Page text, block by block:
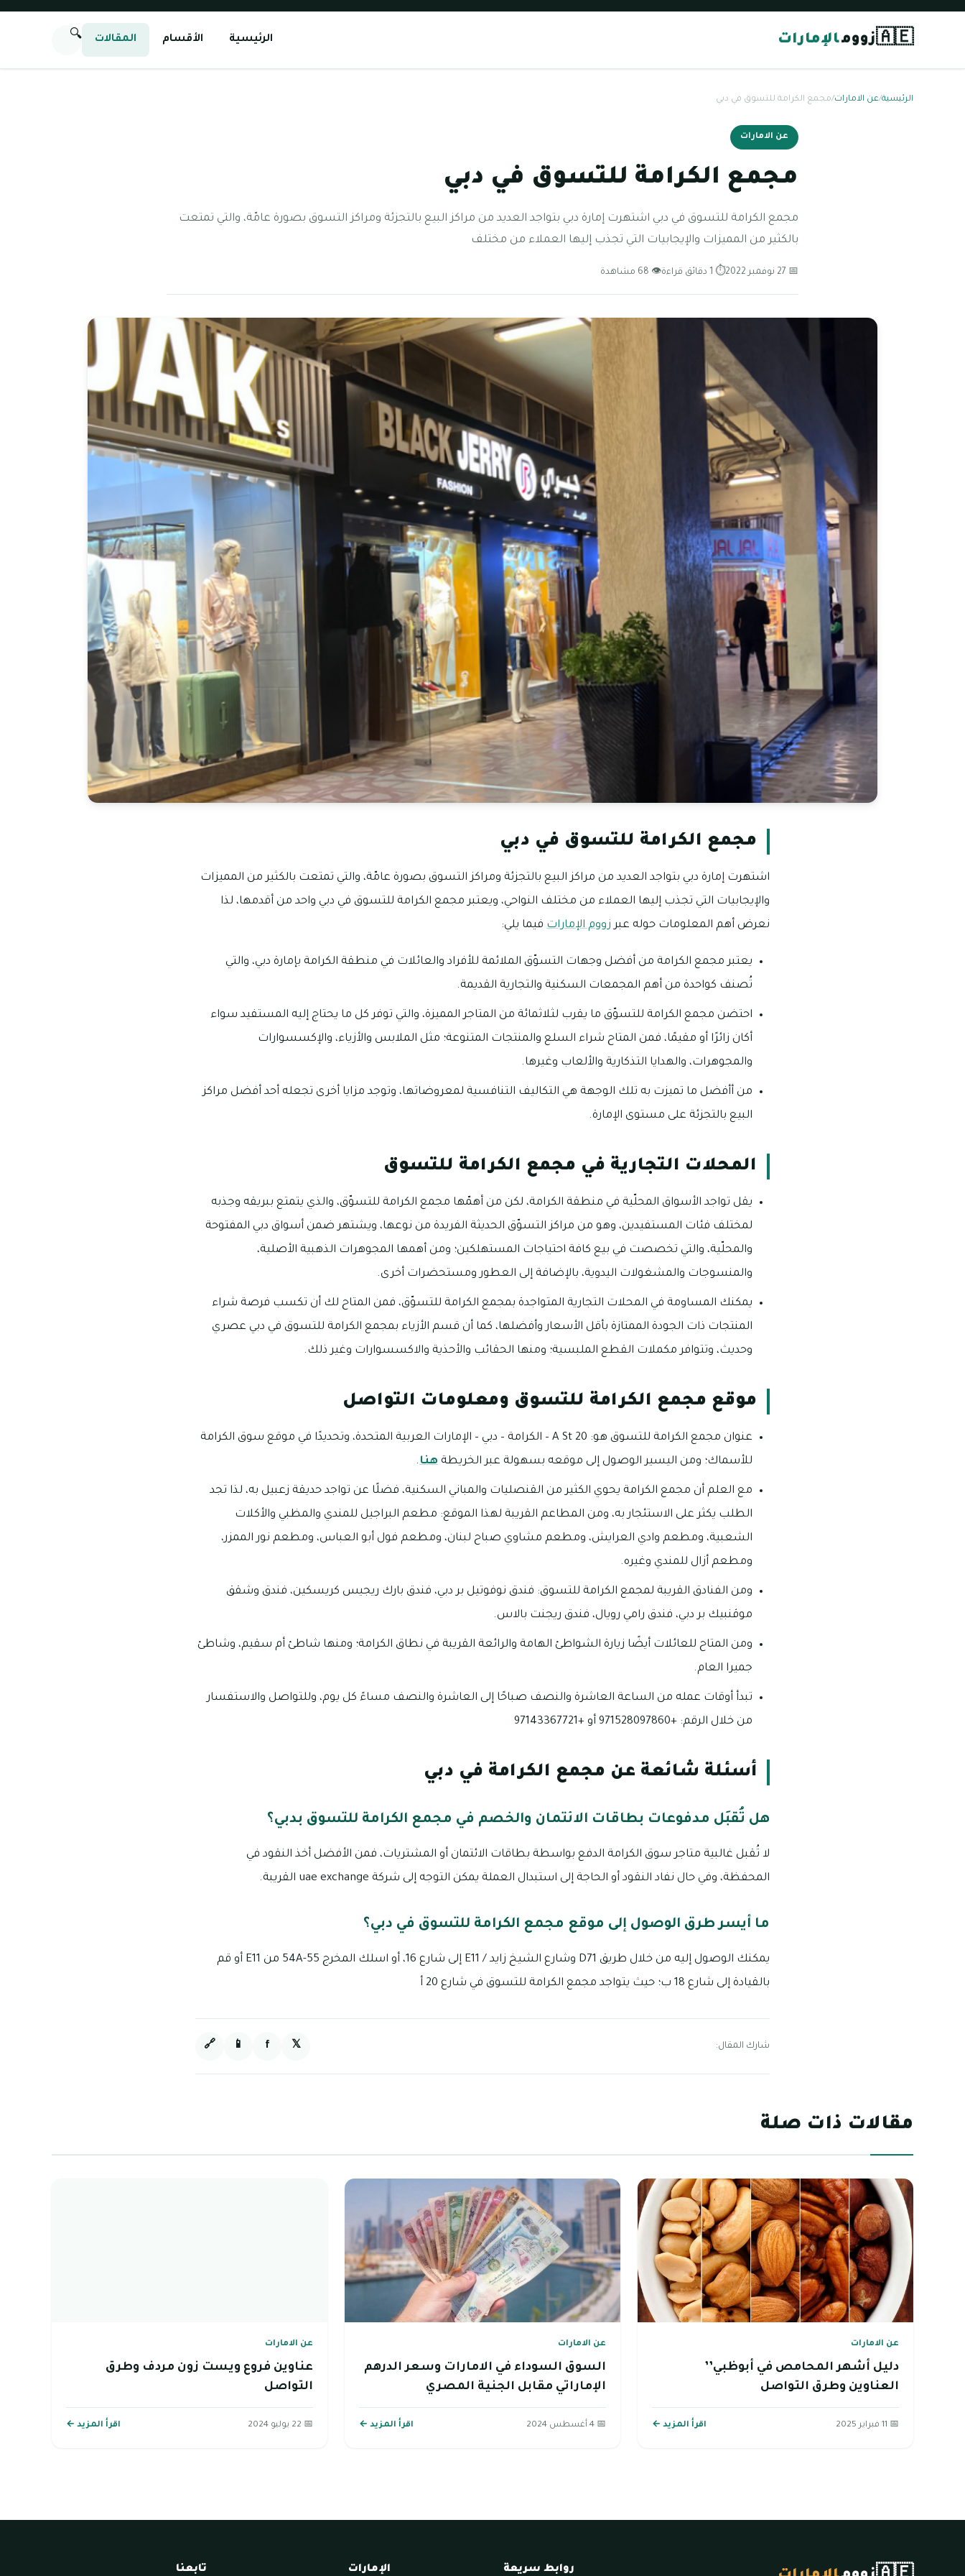
🇦🇪زوومالإمارات الرئيسية الأقسام المقالات 🔍
الرئيسية/عن الامارات/مجمع الكرامة للتسوق في دبي
عن الامارات
مجمع الكرامة للتسوق في دبي
مجمع الكرامة للتسوق في دبي اشتهرت إمارة دبي بتواجد العديد من مراكز البيع بالتجزئة ومراكز التسوق بصورة عامّة، والتي تمتعت
بالكثير من المميزات والإيجابيات التي تجذب إليها العملاء من مختلف
📅 27 نوفمبر 2022 ⏱ 1 دقائق قراءة 👁 68 مشاهدة
مجمع الكرامة للتسوق في دبي
اشتهرت إمارة دبي بتواجد العديد من مراكز البيع بالتجزئة ومراكز التسوق بصورة عامّة، والتي تمتعت بالكثير من المميزات
والإيجابيات التي تجذب إليها العملاء من مختلف النواحي، ويعتبر مجمع الكرامة للتسوق في دبي واحد من أقدمها، لذا
نعرض أهم المعلومات حوله عبر زووم الإمارات فيما يلي:
يعتبر مجمع الكرامة من أفضل وجهات التسوّق الملائمة للأفراد والعائلات في منطقة الكرامة بإمارة دبي، والتي
تُصنف كواحدة من أهم المجمعات السكنية والتجارية القديمة.
احتضن مجمع الكرامة للتسوّق ما يقرب لثلاثمائة من المتاجر المميزة، والتي توفر كل ما يحتاج إليه المستفيد سواء
أكان زائرًا أو مقيمًا، فمن المتاح شراء السلع والمنتجات المتنوعة؛ مثل الملابس والأزياء، والإكسسوارات
والمجوهرات، والهدايا التذكارية والألعاب وغيرها.
من أأفضل ما تميزت به تلك الوجهة هي التكاليف التنافسية لمعروضاتها، وتوجد مزايا أخرى تجعله أحد أفضل مراكز
البيع بالتجزئة على مستوى الإمارة.
المحلات التجارية في مجمع الكرامة للتسوق
يقل تواجد الأسواق المحلّية في منطقة الكرامة، لكن من أهمّها مجمع الكرامة للتسوّق، والذي يتمتع ببريقه وجذبه
لمختلف فئات المستفيدين، وهو من مراكز التسوّق الحديثة الفريدة من نوعها، ويشتهر ضمن أسواق دبي المفتوحة
والمحلّية، والتي تخصصت في بيع كافة احتياجات المستهلكين؛ ومن أهمها المجوهرات الذهبية الأصلية،
والمنسوجات والمشغولات اليدوية، بالإضافة إلى العطور ومستحضرات أخرى.
يمكنك المساومة في المحلات التجارية المتواجدة بمجمع الكرامة للتسوّق، فمن المتاح لك أن تكسب فرصة شراء
المنتجات ذات الجودة الممتازة بأقل الأسعار وأفضلها، كما أن قسم الأزياء بمجمع الكرامة للتسوق في دبي عصري
وحديث، وتتوافر مكملات القطع الملبسية؛ ومنها الحقائب والأحذية والاكسسوارات وغير ذلك.
موقع مجمع الكرامة للتسوق ومعلومات التواصل
عنوان مجمع الكرامة للتسوق هو: 20 A St – الكرامة – دبي – الإمارات العربية المتحدة، وتحديدًا في موقع سوق الكرامة
للأسماك؛ ومن اليسير الوصول إلى موقعه بسهولة عبر الخريطة هنا.
مع العلم أن مجمع الكرامة يحوي الكثير من القنصليات والمباني السكنية، فضلًا عن تواجد حديقة زعبيل به، لذا تجد
الطلب يكثر على الاستئجار به، ومن المطاعم القريبة لهذا الموقع: مطعم البراجيل للمندي والمظبي والأكلات
الشعبية، ومطعم وادي العرايش، ومطعم مشاوي صباح لبنان، ومطعم فول أبو العباس، ومطعم نور الممزر،
ومطعم أزال للمندي وغيره.
ومن الفنادق القريبة لمجمع الكرامة للتسوق: فندق نوفوتيل بر دبي، فندق بارك ريجيس كريسكين، فندق وشقق
موڤنبيك بر دبي، فندق رامي رويال، فندق ريجنت بالاس.
ومن المتاح للعائلات أيضًا زيارة الشواطئ الهامة والرائعة القريبة في نطاق الكرامة؛ ومنها شاطئ أم سقيم، وشاطئ
جميرا العام.
تبدأ أوقات عمله من الساعة العاشرة والنصف صباحًا إلى العاشرة والنصف مساءً كل يوم، وللتواصل والاستفسار
من خلال الرقم: +971528097860 أو +97143367721
أسئلة شائعة عن مجمع الكرامة في دبي
هل تُقبَل مدفوعات بطاقات الائتمان والخصم في مجمع الكرامة للتسوق بدبي؟
لا تُقبل غالبية متاجر سوق الكرامة الدفع بواسطة بطاقات الائتمان أو المشتريات، فمن الأفضل أخذ النقود في
المحفظة، وفي حال نفاد النقود أو الحاجة إلى استبدال العملة يمكن التوجه إلى شركة uae exchange القريبة.
ما أيسر طرق الوصول إلى موقع مجمع الكرامة للتسوق في دبي؟
يمكنك الوصول إليه من خلال طريق D71 وشارع الشيخ زايد / E11 إلى شارع 16، أو اسلك المخرج 54A-55 من E11 أو قم
بالقيادة إلى شارع 18 ب؛ حيث يتواجد مجمع الكرامة للتسوق في شارع 20 أ
شارك المقال: 𝕏
f
📱
🔗
مقالات ذات صلة
عن الامارات
دليل أشهر المحامص في أبوظبي’’
العناوين وطرق التواصل
📅 11 فبراير 2025 اقرأ المزيد ←
عن الامارات
السوق السوداء في الامارات وسعر الدرهم
الإماراتي مقابل الجنية المصري
📅 4 أغسطس 2024 اقرأ المزيد ←
عن الامارات
عناوين فروع ويست زون مردف وطرق
التواصل
📅 22 يوليو 2024 اقرأ المزيد ←
روابط سريعة الإمارات تابعنا